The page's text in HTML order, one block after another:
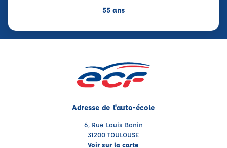
55 ans
Adresse de l'auto-école
6, Rue Louis Bonin
31200 TOULOUSE
Voir sur la carte